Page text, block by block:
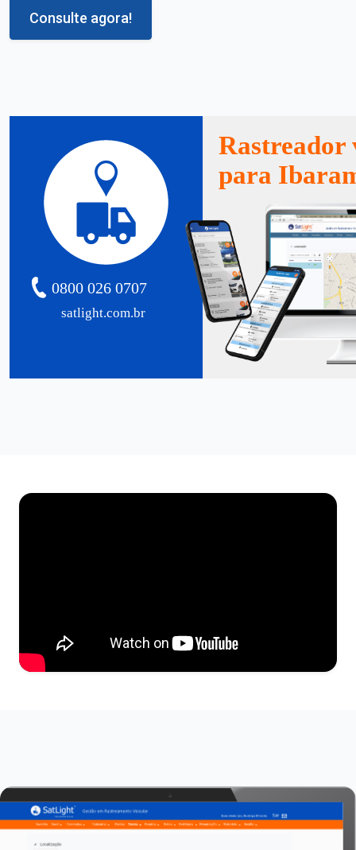
Consulte agora!
satlight.com.br
0800 026 0707
Rastreador
para